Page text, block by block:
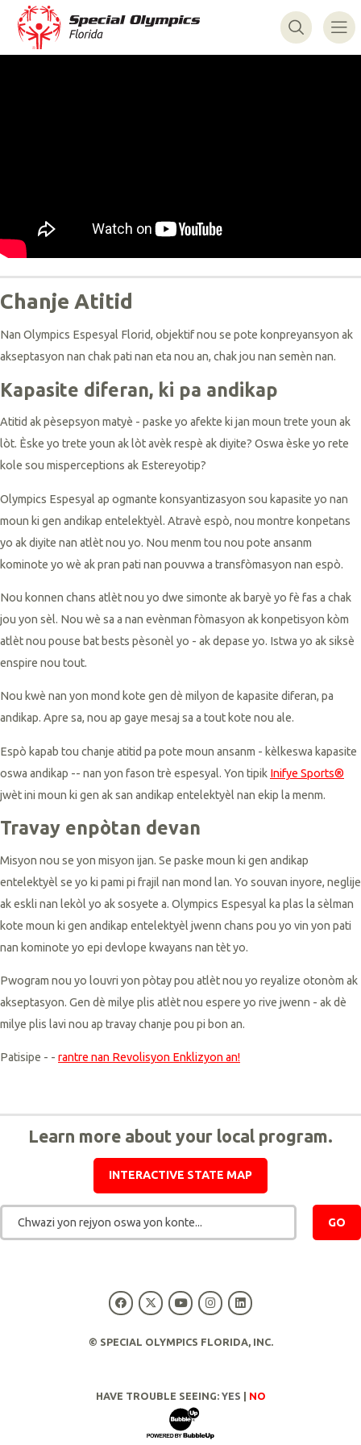
Chanje Atitid
Nan Olympics Espesyal Florid, objektif nou se pote konpreyansyon ak
akseptasyon nan chak pati nan eta nou an, chak jou nan semèn nan.
Kapasite diferan, ki pa andikap
Atitid ak pèsepsyon matyè - paske yo afekte ki jan moun trete youn ak
lòt. Èske yo trete youn ak lòt avèk respè ak diyite? Oswa èske yo rete
kole sou misperceptions ak Estereyotip?
Olympics Espesyal ap ogmante konsyantizasyon sou kapasite yo nan
moun ki gen andikap entelektyèl. Atravè espò, nou montre konpetans
yo ak diyite nan atlèt nou yo. Nou menm tou nou pote ansanm
kominote yo wè ak pran pati nan pouvwa a transfòmasyon nan espò.
Nou konnen chans atlèt nou yo dwe simonte ak baryè yo fè fas a chak
jou yon sèl. Nou wè sa a nan evènman fòmasyon ak konpetisyon kòm
atlèt nou pouse bat bests pèsonèl yo - ak depase yo. Istwa yo ak siksè
enspire nou tout.
Nou kwè nan yon mond kote gen dè milyon de kapasite diferan, pa
andikap. Apre sa, nou ap gaye mesaj sa a tout kote nou ale.
Espò kapab tou chanje atitid pa pote moun ansanm - kèlkeswa kapasite
oswa andikap -- nan yon fason trè espesyal. Yon tipik Inifye Sports®
jwèt ini moun ki gen ak san andikap entelektyèl nan ekip la menm.
Travay enpòtan devan
Misyon nou se yon misyon ijan. Se paske moun ki gen andikap
entelektyèl se yo ki pami pi frajil nan mond lan. Yo souvan inyore, neglije
ak eskli nan lekòl yo ak sosyete a. Olympics Espesyal ka plas la sèlman
kote moun ki gen andikap entelektyèl jwenn chans pou yo vin yon pati
nan kominote yo epi devlope kwayans nan tèt yo.
Pwogram nou yo louvri yon pòtay pou atlèt nou yo reyalize otonòm ak
akseptasyon. Gen dè milye plis atlèt nou espere yo rive jwenn - ak dè
milye plis lavi nou ap travay chanje pou pi bon an.
Patisipe - - rantre nan Revolisyon Enklizyon an!
Learn more about your local program.
INTERACTIVE STATE MAP
Chwazi yon rejyon oswa yon konte... GO
© SPECIAL OLYMPICS FLORIDA, INC.
HAVE TROUBLE SEEING: YES NO